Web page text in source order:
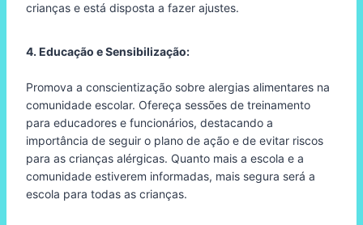
crianças e está disposta a fazer ajustes.
4. Educação e Sensibilização:
Promova a conscientização sobre alergias alimentares na
comunidade escolar. Ofereça sessões de treinamento
para educadores e funcionários, destacando a
importância de seguir o plano de ação e de evitar riscos
para as crianças alérgicas. Quanto mais a escola e a
comunidade estiverem informadas, mais segura será a
escola para todas as crianças.